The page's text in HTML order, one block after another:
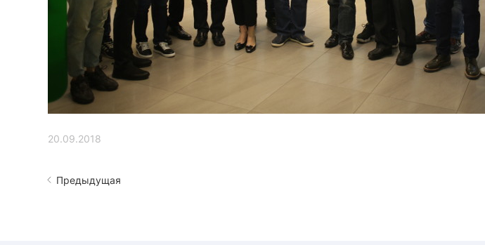
20.09.2018
Предыдущая